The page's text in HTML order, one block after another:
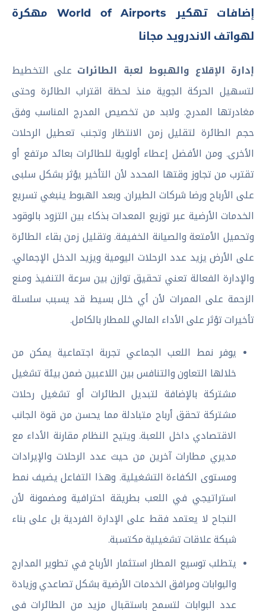
إضافات تهكير World of Airports مهكرة
لهواتف الاندرويد مجانا
إدارة الإقلاع والهبوط لعبة الطائرات على التخطيط
لتسهيل الحركة الجوية منذ لحظة اقتراب الطائرة وحتى
مغادرتها المدرج. ولابد من تخصيص المدرج المناسب وفق
حجم الطائرة لتقليل زمن الانتظار وتجنب تعطيل الرحلات
الأخرى. ومن الأفضل إعطاء أولوية للطائرات بعائد مرتفع أو
تقترب من تجاوز وقتها المحدد لأن التأخير يؤثر بشكل سلبى
على الأرباح ورضا شركات الطيران. وبعد الهبوط ينبغي تسريع
الخدمات الأرضية عبر توزيع المعدات بذكاء بين التزود بالوقود
وتحميل الأمتعة والصيانة الخفيفة. وتقليل زمن بقاء الطائرة
على الأرض يزيد عدد الرحلات اليومية ويزيد الدخل الإجمالي.
والإدارة الفعالة تعني تحقيق توازن بين سرعة التنفيذ ومنع
الزحمة على الممرات لأن أي خلل بسيط قد يسبب سلسلة
تأخيرات تؤثر على الأداء المالي للمطار بالكامل.
يوفر نمط اللعب الجماعي تجربة اجتماعية يمكن من
خلالها التعاون والتنافس بين اللاعبين ضمن بيئة تشغيل
مشتركة بالإضافة لتبديل الطائرات أو تشغيل رحلات
مشتركة تحقق أرباح متبادلة مما يحسن من قوة الجانب
الاقتصادي داخل اللعبة. ويتيح النظام مقارنة الأداء مع
مديري مطارات آخرين من حيث عدد الرحلات والإيرادات
ومستوى الكفاءة التشغيلية. وهذا التفاعل يضيف نمط
استراتيجي في اللعب بطريقة احترافية ومضمونة لأن
النجاح لا يعتمد فقط على الإدارة الفردية بل على بناء
شبكة علاقات تشغيلية مكتسبة.
يتطلب توسيع المطار استثمار الأرباح في تطوير المدارج
والبوابات ومرافق الخدمات الأرضية بشكل تصاعدي وزيادة
عدد البوابات لتسمح باستقبال مزيد من الطائرات في